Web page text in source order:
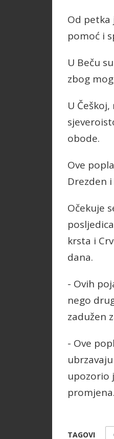
Od petka
pomoć i
U Beču
zbog
U
obode.
Ove
Drezden
Očekuje
krsta i
dana.
- Ovih
nego
zadužen
- Ove
upozorio
promjena.
TAGOVI